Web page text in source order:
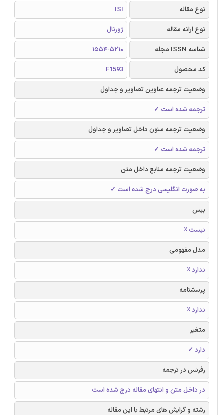
نوع مقاله
ISI
نوع ارائه مقاله
ژورنال
شناسه ISSN مجله
1554-5210
کد محصول
F1593
وضعیت ترجمه عناوین تصاویر و جداول
ترجمه شده است ✓
وضعیت ترجمه متون داخل تصاویر و جداول
ترجمه شده است ✓
وضعیت ترجمه منابع داخل متن
به صورت انگلیسی درج شده است ✓
بیس
نیست ☓
مدل مفهومی
ندارد ☓
پرسشنامه
ندارد ☓
متغیر
دارد ✓
رفرنس در ترجمه
در داخل متن و انتهای مقاله درج شده است
رشته و گرایش های مرتبط با این مقاله